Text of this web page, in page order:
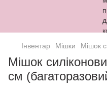
Інвентар Мішки Мішок
Мішок
см